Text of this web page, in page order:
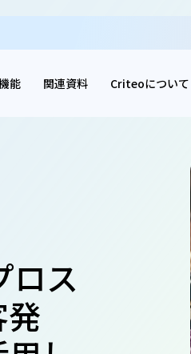
能 関連資料 Criteoについて
ロス